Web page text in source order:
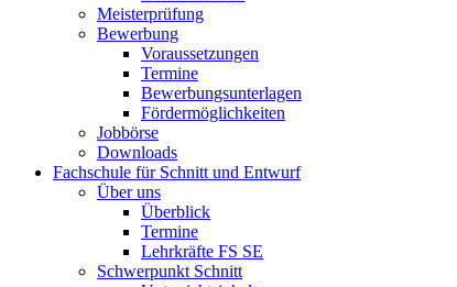
Meisterprüfung
Bewerbung
Voraussetzungen
Termine
Bewerbungsunterlagen
Fördermöglichkeiten
Jobbörse
Downloads
Fachschule für Schnitt und Entwurf
Über uns
Überblick
Termine
Lehrkräfte FS SE
Schwerpunkt Schnitt